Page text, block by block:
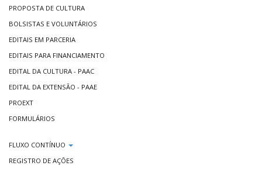
PROPOSTA DE CULTURA
BOLSISTAS E VOLUNTÁRIOS
EDITAIS EM PARCERIA
EDITAIS PARA FINANCIAMENTO
EDITAL DA CULTURA - PAAC
EDITAL DA EXTENSÃO - PAAE
PROEXT
FORMULÁRIOS
FLUXO CONTÍNUO
REGISTRO DE AÇÕES